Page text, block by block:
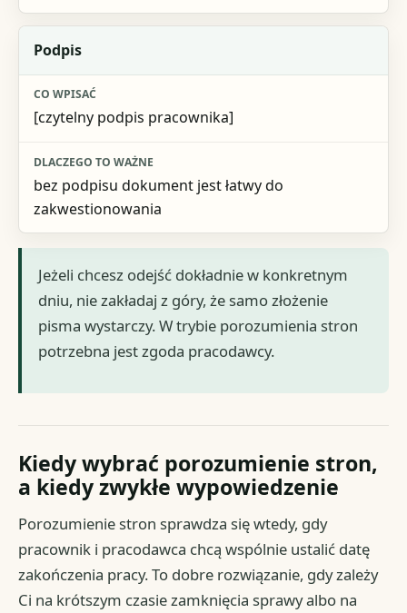
Podpis
[czytelny podpis pracownika]
bez podpisu dokument jest łatwy do
zakwestionowania
Jeżeli chcesz odejść dokładnie w konkretnym
dniu, nie zakładaj z góry, że samo złożenie
pisma wystarczy. W trybie porozumienia stron
potrzebna jest zgoda pracodawcy.
Kiedy wybrać porozumienie stron,
a kiedy zwykłe wypowiedzenie
Porozumienie stron sprawdza się wtedy, gdy
pracownik i pracodawca chcą wspólnie ustalić datę
zakończenia pracy. To dobre rozwiązanie, gdy zależy
Ci na krótszym czasie zamknięcia sprawy albo na